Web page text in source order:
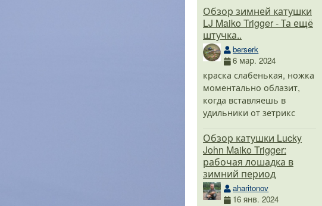
Обзор зимней катушки
LJ Maiko Trigger - Та ещё
штучка..
berserk
6 мар. 2024
краска слабенькая, ножка
моментально облазит,
когда вставляешь в
удильники от зетрикс
Обзор катушки Lucky
John Maiko Trigger:
рабочая лошадка в
зимний период
aharitonov
16 янв. 2024